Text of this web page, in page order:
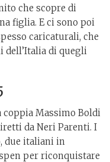
che scopre di
figlia. E ci sono poi
caricaturali, che
dell’Italia di quegli
coppia Massimo Boldi
da Neri Parenti. I
due italiani in
per riconquistare